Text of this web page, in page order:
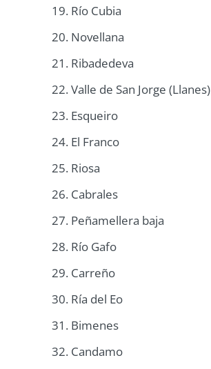
19. Río Cubia
20. Novellana
21. Ribadedeva
22. Valle de San Jorge (Llanes)
23. Esqueiro
24. El Franco
25. Riosa
26. Cabrales
27. Peñamellera baja
28. Río Gafo
29. Carreño
30. Ría del Eo
31. Bimenes
32. Candamo